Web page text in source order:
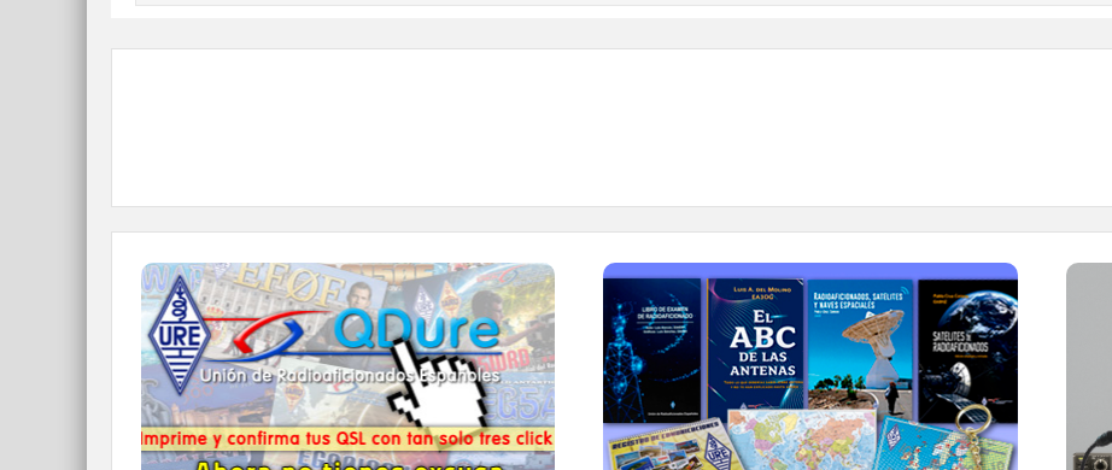
QDURE - https://qsl.ure.es
Imprime y confirma tus QSL en tan solo tres
click.
Nunca fue tan fácil y cómodo
el confirmar tus contactos.
TIENDA ONLINE URE
Publicaciones, mapas, polos, camisetas,
gorras, tazas, forros polares y mucho más...